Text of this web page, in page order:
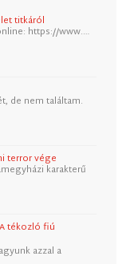
titkáról
https://www.…
de nem találtam.
terror vége
karakterű
tékozló fiú
azzal a